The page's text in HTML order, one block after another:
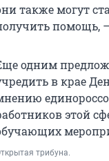
также могут
помощь,
одним
в крае
этой
трибуна.